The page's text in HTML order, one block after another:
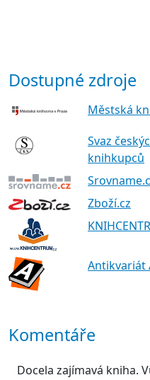
Dostupné zdroje
Městská
Svaz
knihkupců
Zboží.cz
Antikvariát
Komentáře
Docela zajímavá kniha.